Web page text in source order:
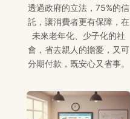
透過政府的立法，75%的信
託，讓消費者更有保障，在
未來老年化、少子化的社
會，省去親人的擔憂，又可
分期付款，既安心又省事。